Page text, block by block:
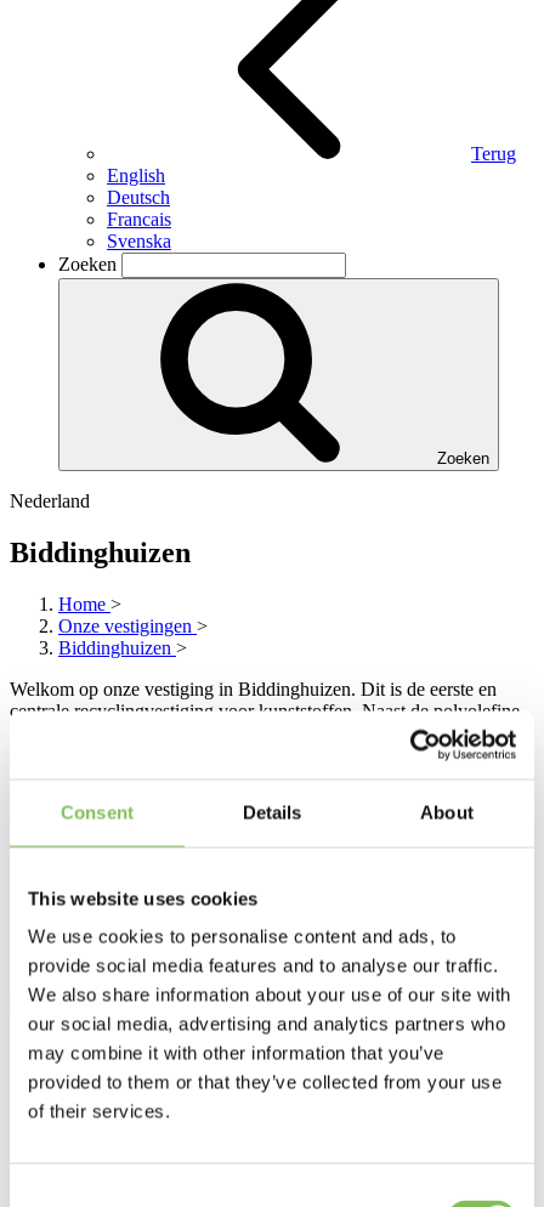
Consent Details About
This website uses cookies
We use cookies to personalise content and ads, to
provide social media features and to analyse our traffic.
We also share information about your use of our site with
our social media, advertising and analytics partners who
may combine it with other information that you’ve
provided to them or that they’ve collected from your use
of their services.
Terug
English
Deutsch
Francais
Svenska
Zoeken
Zoeken
Nederland
Biddinghuizen
Home >
Onze vestigingen >
Biddinghuizen >
Welkom op onze vestiging in Biddinghuizen. Dit is de eerste en
centrale recyclingvestiging voor kunststoffen. Naast de polyolefine
kunststoffen (PE, PP), verwerken we hier ook PVC, ABS en PS tot
Lees meer
Don Lauritsen
Manager Purchase and Sales
Verstuur een mail